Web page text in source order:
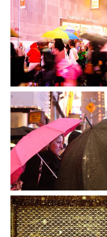
19_fran_simo_0070__KSC4382_Str
eet-photography-street-
portraits.es.jpg
21_fran_simo_0043_HSC_7387_dx
o_New-York.es.jpg